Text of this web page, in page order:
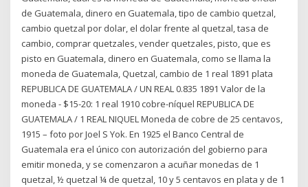
de Guatemala, dinero en Guatemala, tipo de cambio quetzal,
cambio quetzal por dolar, el dolar frente al quetzal, tasa de
cambio, comprar quetzales, vender quetzales, pisto, que es
pisto en Guatemala, dinero en Guatemala, como se llama la
moneda de Guatemala, Quetzal, cambio de 1 real 1891 plata
REPUBLICA DE GUATEMALA / UN REAL 0.835 1891 Valor de la
moneda - $15-20: 1 real 1910 cobre-níquel REPUBLICA DE
GUATEMALA / 1 REAL NIQUEL Moneda de cobre de 25 centavos,
1915 – foto por Joel S Yok. En 1925 el Banco Central de
Guatemala era el único con autorización del gobierno para
emitir moneda, y se comenzaron a acuñar monedas de 1
quetzal, ½ quetzal ¼ de quetzal, 10 y 5 centavos en plata y de 1